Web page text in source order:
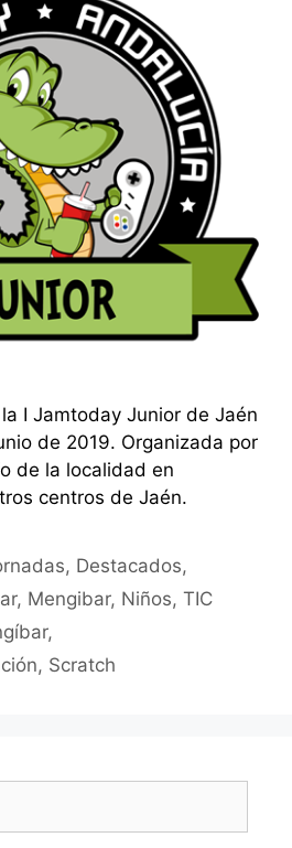
I Jamtoday Junior de Jaén
de 2019. Organizada por
de la localidad en
centros de Jaén.
, Destacados,
, Mengibar, Niños, TIC
,
, Scratch